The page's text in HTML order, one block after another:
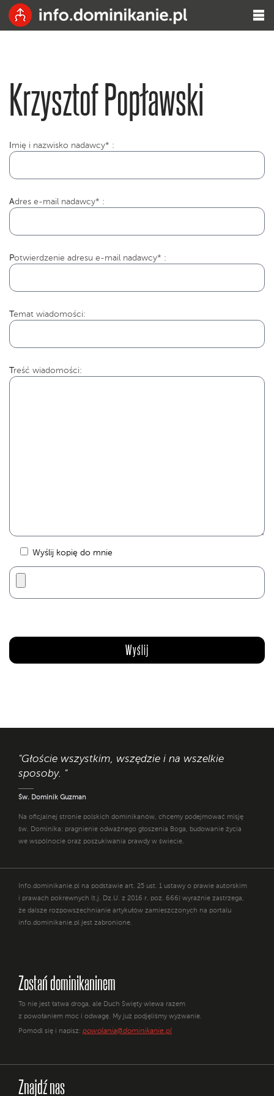
Krzysztof Popławski
mię i nazwisko nadawcy* :
Adres e-mail nadawcy* :
Potwierdzenie adresu e-mail nadawcy* :
Temat wiadomości:
Treść wiadomości:
Wyślij kopię do mnie
"Głoście wszystkim, wszędzie i na wszelkie
sposoby. "
Św. Dominik Guzman
Na oficjalnej stronie polskich dominikanów, chcemy podejmować misję
św. Dominika: pragnienie odważnego głoszenia Boga, budowanie życia
we wspólnocie oraz poszukiwania prawdy w świecie.
Info.dominikanie.pl na podstawie art. 25 ust. 1 ustawy o prawie autorskim
i prawach pokrewnych (t.j. Dz.U. z 2016 r. poz. 666) wyraźnie zastrzega,
że dalsze rozpowszechnianie artykułów zamieszczonych na portalu
info.dominikanie.pl jest zabronione.
Zostań dominikaninem
To nie jest łatwa droga, ale Duch Święty wlewa razem
z powołaniem moc i odwagę. My już podjęliśmy wyzwanie.
Pomódl się i napisz: powolania@dominikanie.pl
Znajdź nas